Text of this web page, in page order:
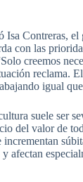
Isa Contreras,
con las
creemos
reclama.
igual
suele ser
del valor de
incrementan
afectan